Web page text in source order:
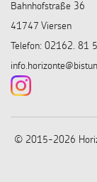
Bahnhofstraße 36
41747 Viersen
Telefon: 02162. 81
© 2015-2026